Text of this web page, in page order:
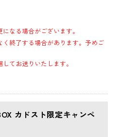
なる場合がございます。
終了する場合があります。予めご
てお送りいたします。
カドスト限定キャンペ